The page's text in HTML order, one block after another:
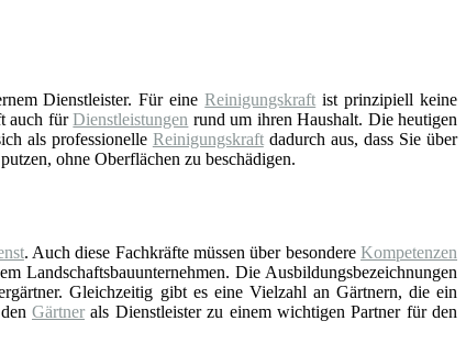
Dienstleister. Für eineReinigungskraft ist prinzipiell keine
auch fürDienstleistungen rund um ihren Haushalt. Die heutigen
als professionelle Reinigungskraftdadurch aus, dass Sie über
ohne Oberflächen zu beschädigen.
. Auch diese Fachkräfte müssen über besondereKompetenzen
Landschaftsbauunternehmen. Die Ausbildungsbezeichnungen
Gleichzeitig gibt es eine Vielzahl an Gärtnern, die ein
Gärtner als Dienstleister zu einem wichtigen Partner für den